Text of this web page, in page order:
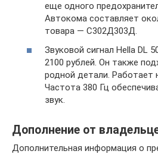
еще одного
Автокома составляет
товара — С302Д303Д.
Звуковой сигнал Hella DL
2100 рублей. Он также
родной детали. Работает
Частота 380 Гц
звук.
Дополнение от
Дополнительная информация о